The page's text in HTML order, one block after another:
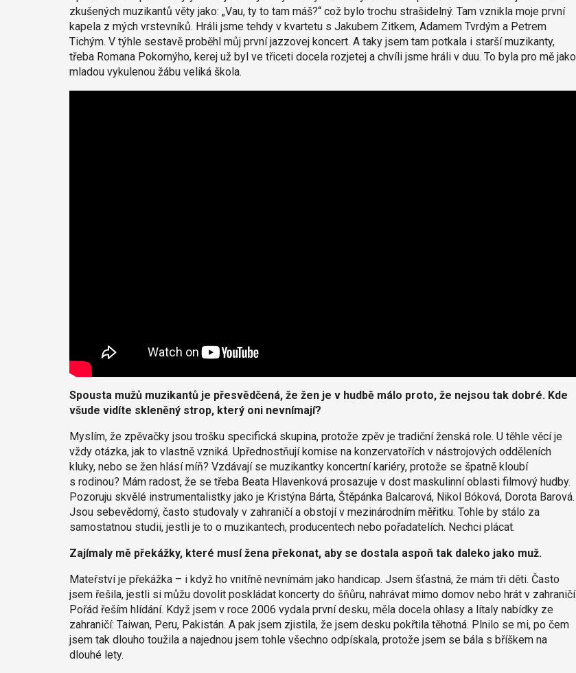
zkušených muzikantů věty jako: „Vau, ty to tam máš?“ což bylo trochu strašidelný. Tam vznikla moje první
kapela z mých vrstevníků. Hráli jsme tehdy v kvartetu s Jakubem Zitkem, Adamem Tvrdým a Petrem
Tichým. V týhle sestavě proběhl můj první jazzovej koncert. A taky jsem tam potkala i starší muzikanty,
třeba Romana Pokornýho, kerej už byl ve třiceti docela rozjetej a chvíli jsme hráli v duu. To byla pro mě jako
mladou vykulenou žábu veliká škola.
Spousta mužů muzikantů je přesvědčená, že žen je v hudbě málo proto, že nejsou tak dobré. Kde
všude vidíte skleněný strop, který oni nevnímají?
Myslím, že zpěvačky jsou trošku specifická skupina, protože zpěv je tradiční ženská role. U těhle věcí je
vždy otázka, jak to vlastně vzniká. Upřednostňují komise na konzervatořích v nástrojových odděleních
kluky, nebo se žen hlásí míň? Vzdávají se muzikantky koncertní kariéry, protože se špatně kloubí
s rodinou? Mám radost, že se třeba Beata Hlavenková prosazuje v dost maskulinní oblasti filmový hudby.
Pozoruju skvělé instrumentalistky jako je Kristýna Bárta, Štěpánka Balcarová, Nikol Bóková, Dorota Barová.
Jsou sebevědomý, často studovaly v zahraničí a obstojí v mezinárodním měřitku. Tohle by stálo za
samostatnou studii, jestli je to o muzikantech, producentech nebo pořadatelích. Nechci plácat.
Zajímaly mě překážky, které musí žena překonat, aby se dostala aspoň tak daleko jako muž.
Mateřství je překážka – i když ho vnitřně nevnímám jako handicap. Jsem šťastná, že mám tři děti. Často
jsem řešila, jestli si můžu dovolit poskládat koncerty do šňůru, nahrávat mimo domov nebo hrát v zahraničí.
Pořád řeším hlídání. Když jsem v roce 2006 vydala první desku, měla docela ohlasy a lítaly nabídky ze
zahraničí: Taiwan, Peru, Pakistán. A pak jsem zjistila, že jsem desku pokřtila těhotná. Plnilo se mi, po čem
jsem tak dlouho toužila a najednou jsem tohle všechno odpískala, protože jsem se bála s bříškem na
dlouhé lety.